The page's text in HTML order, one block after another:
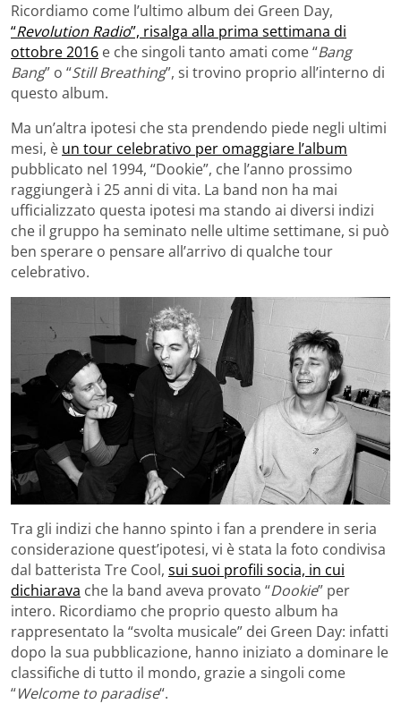
Ricordiamo come l’ultimo album dei Green Day,
“Revolution Radio”, risalga alla prima settimana di
ottobre 2016 e che singoli tanto amati come “Bang
Bang” o “Still Breathing”, si trovino proprio all’interno di
questo album.
Ma un’altra ipotesi che sta prendendo piede negli ultimi
mesi, è un tour celebrativo per omaggiare l’album
pubblicato nel 1994, “Dookie”, che l’anno prossimo
raggiungerà i 25 anni di vita. La band non ha mai
ufficializzato questa ipotesi ma stando ai diversi indizi
che il gruppo ha seminato nelle ultime settimane, si può
ben sperare o pensare all’arrivo di qualche tour
celebrativo.
Tra gli indizi che hanno spinto i fan a prendere in seria
considerazione quest’ipotesi, vi è stata la foto condivisa
dal batterista Tre Cool, sui suoi profili socia, in cui
dichiarava che la band aveva provato “Dookie” per
intero. Ricordiamo che proprio questo album ha
rappresentato la “svolta musicale” dei Green Day: infatti
dopo la sua pubblicazione, hanno iniziato a dominare le
classifiche di tutto il mondo, grazie a singoli come
“Welcome to paradise“.